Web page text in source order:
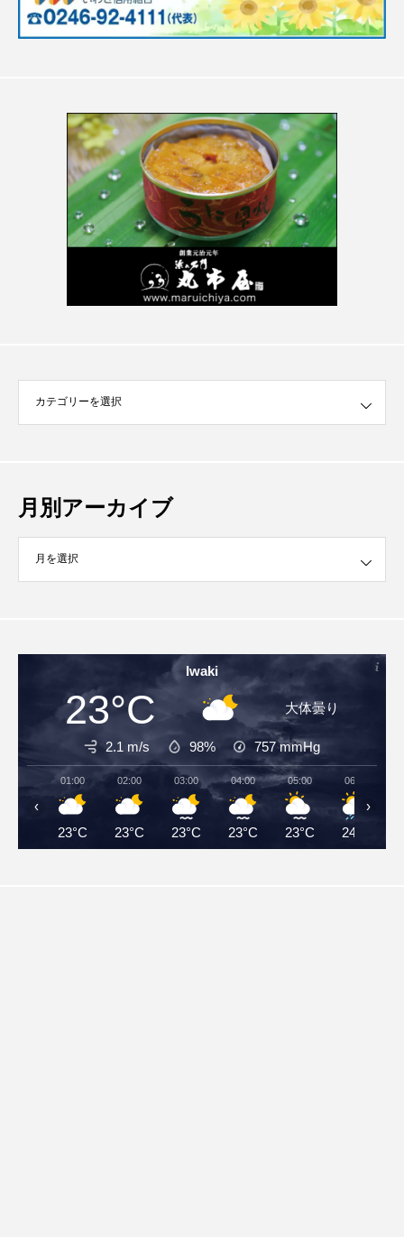
月別アーカイブ
ブ
Iwaki
23°C 大体曇り
2.1 m/s 98% 757mmHg
01:00
23°C
02:00
23°C
03:00
23°C
04:00
23°C
05:00
23°C
06:00
24°C
‹ ›